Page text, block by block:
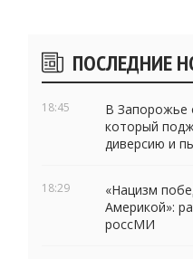
Боковые
виджеты
ПОСЛЕДНИЕ
18:45
В Запорожье
который
диверсию и
18:29
«Нацизм
Америкой»:
россМИ